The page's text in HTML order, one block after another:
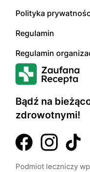
Bądź na
zdrowotnymi!
Podmiot leczniczy
Polityka
Regulamin
Regulamin